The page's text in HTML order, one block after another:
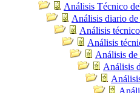
Análisis Técnico
Análisis diario
Análisis
Análisis
Análisis
Análisis